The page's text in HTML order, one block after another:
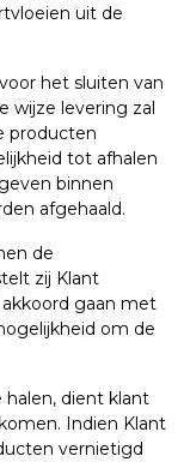
uit de
het sluiten van
wijze levering zal
producten
tot afhalen
binnen
afgehaald.
de
zij Klant
akkoord gaan met
om de
halen, dient klant
Indien Klant
vernietigd